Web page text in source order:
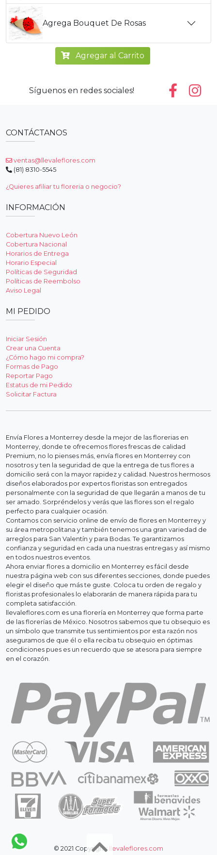
Agrega Bouquet De Rosas
Agregar al Carrito
Síguenos en redes sociales!
CONTÁCTANOS
ventas@llevaleflores.com
(81) 8310-5545
¿Quieres afiliar tu floreria o negocio?
INFORMACIÓN
Cobertura Nuevo León
Cobertura Nacional
Horarios de Entrega
Horario Especial
Políticas de Seguridad
Políticas de Reembolso
Aviso Legal
MI PEDIDO
Iniciar Sesión
Crear una Cuenta
¿Cómo hago mi compra?
Formas de Pago
Reportar Pago
Estatus de mi Pedido
Solicitar Factura
Envía Flores a Monterrey desde la mejor de las florerias en
Monterrey, donde te ofrecemos flores frescas de calidad
Premium, no lo pienses más, envía flores en Monterrey con
nosotros y ten la seguridad de que la entrega de tus flores a
domicilio será con la mayor rapidez y calidad. Nuestros hermosos
diseños elaborados por expertos floristas son entregados
personalmente con la seguridad de que llegarán a manos de tu
ser amado. Sorpréndelos y verás que las flores son el regalo
perfecto para cualquier ocasión.
Contamos con servicio online de envío de flores en Monterrey y
su área metropolitana y también tenemos una gran variedad de
arreglos para San Valentín y para Bodas. Te garantizamos
confianza y seguridad en cada una nuestras entregas y así mismo
en todos nuestros eventos.
Ahora enviar flores a domicilio en Monterrey es fácil desde
nuestra página web con sus diferentes secciones, donde puedes
elegir el diseño que más te guste. Coloca tu orden de regalo y
floristas profesionales lo elaborarán de manera rápida para tu
completa satisfacción.
llevaleflores.com es una florería en Monterrey que forma parte
de las florerías de México. Nosotros sabemos que tu obsequio es
un símbolo que transmite tus sentimientos por esta razón nos
aseguramos de que él o ella reciba tu obsequio en óptimas
condiciones pues es un recuerdo que se atesora para siempre
en el corazón.
© 2021 Copyright: llevaleflores.com